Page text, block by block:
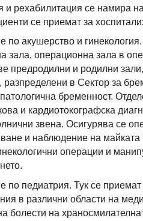
и рехабилитация се намира
се приемат за
по акушерство и
зала, операционна зала в
предродилни и родилни
разпределени в Сектор за
бременност.
и кардиотокографска
звена. Осигурява се
и наблюдение на
операции и
по педиатрия. Тук се
в различни области на
болести на